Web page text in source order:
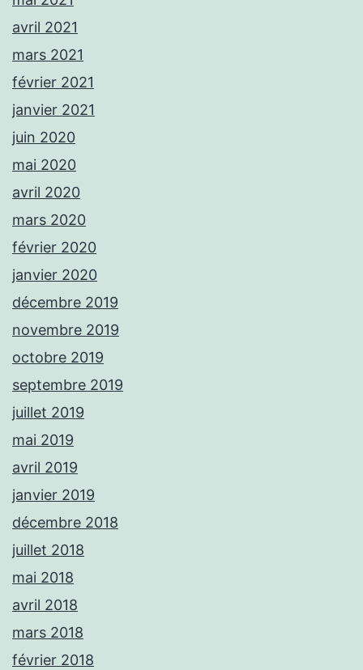
avril 2021
mars 2021
février 2021
janvier 2021
juin 2020
mai 2020
avril 2020
mars 2020
février 2020
janvier 2020
décembre 2019
novembre 2019
octobre 2019
septembre 2019
juillet 2019
mai 2019
avril 2019
janvier 2019
décembre 2018
juillet 2018
mai 2018
avril 2018
mars 2018
février 2018